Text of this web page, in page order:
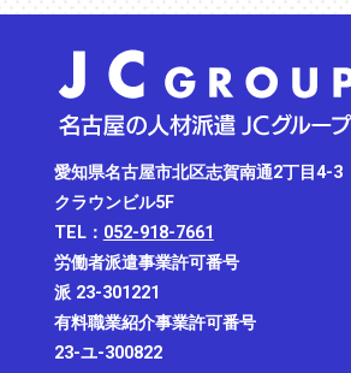
愛知県名古屋市北区志賀南通2丁目4-3
クラウンビル5F
TEL： 052-918-7661
労働者派遣事業許可番号
派 23-301221
有料職業紹介事業許可番号
23-ユ-300822